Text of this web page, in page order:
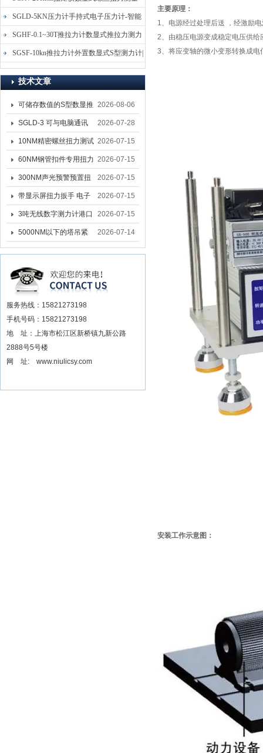
仪-螺栓扭力矩测试仪
SGLD-5KN压力计手持式电子压力计-智能
电子式压力测力计
SGHF-0.1~30T推拉力计数显式推拉力测力
计-数字拉压力双向测力仪
SGSF-10kn推拉力计外置数显式S型测力计|
手持连线式拉压力计
技术文章
可储存数值的S型数显推
拉力计 SGSF-100外置
式测力计
2026-08-06
SGLD-3 可与电脑通讯
的无线测力计 0.03-3T化
工行业用遥控式推拉力
计
2026-07-28
10NM精密螺丝扭力测试
专用扭矩扳手,产线质检
螺丝扭力专用扳手厂家
2026-07-15
60NM钢管扣件专用扭力
扳手 脚手架扭力检测扳
手 工地扣件扭矩扳手品
牌
2026-07-15
300NM声光预警预置扭
力扳手 工业紧固专用数
显扭力工具厂家
2026-07-15
带显示屏扭力扳手 电子
数显扭力扳手 20NM精
准可调力矩扳手品牌
2026-07-15
3吨无线数字测力计港口
吊装专用
2026-07-15
5000NM以下的塔吊紧
固大扭力电动扳手 塔机
安装电动扳手厂家
2026-07-14
服务热线：15821273198
手机号码：15821273198
地 址：上海市松江区新桥镇九新公路
2888号5号楼
网 址: www.niulicsy.com
主要原理：
1、电源经过处理后送 ，经激励
2、由稳压电源变成稳定电压供给
3、将应变轴的微小变形转换成
安装工作示意图：